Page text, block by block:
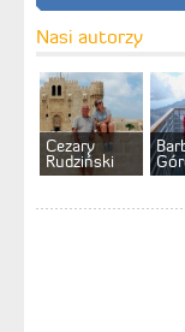
Nasi autorzy
Cezary
Rudziński